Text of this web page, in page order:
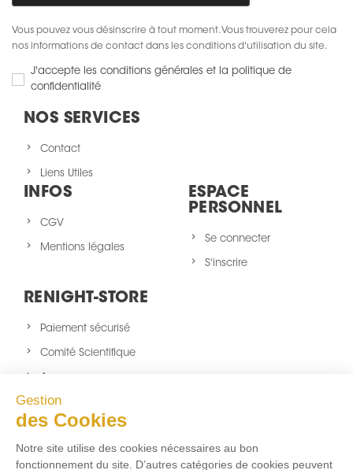
Gestion
des Cookies
Notre site utilise des cookies nécessaires au bon
fonctionnement du site. D’autres catégories de cookies peuvent
Vous pouvez vous désinscrire à tout moment. Vous trouverez pour cela
nos informations de contact dans les conditions d'utilisation du site.
J'accepte les conditions générales et la politique de
confidentialité
NOS SERVICES
Contact
Liens Utiles
INFOS
CGV
Mentions légales
ESPACE
PERSONNEL
Se connecter
S'inscrire
RENIGHT-STORE
Paiement sécurisé
Comité Scientifique
A propos
Nouveaux produits
sitemap
NOUS SUIVRE